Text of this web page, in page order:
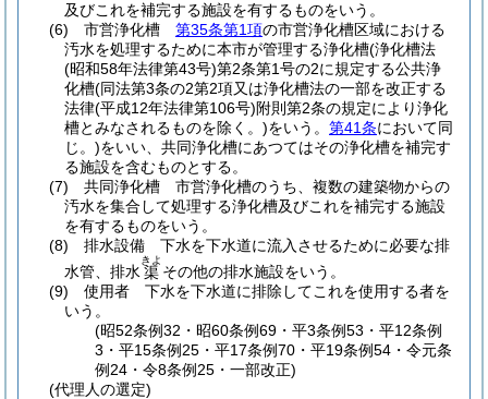
及びこれを補完する施設を有するものをいう。
(6)
市営浄化槽 第35条第1項の市営浄化槽区域における
汚水を処理するために本市が管理する浄化槽(浄化槽法
(昭和58年法律第43号)第2条第1号の2に規定する公共浄
化槽(同法第3条の2第2項又は浄化槽法の一部を改正する
法律(平成12年法律第106号)附則第2条の規定により浄化
槽とみなされるものを除く。)をいう。 第41条において同
じ。)をいい、共同浄化槽にあつてはその浄化槽を補完す
る施設を含むものとする。
(7)
共同浄化槽 市営浄化槽のうち、複数の建築物からの
汚水を集合して処理する浄化槽及びこれを補完する施設
を有するものをいう。
(8)
排水設備 下水を下水道に流入させるために必要な排
水管、排水 渠
きよ
その他の排水施設をいう。
(9)
使用者 下水を下水道に排除してこれを使用する者を
いう。
(昭52条例32・昭60条例69・平3条例53・平12条例
3・平15条例25・平17条例70・平19条例54・令元条
例24・令8条例25・一部改正)
(代理人の選定)